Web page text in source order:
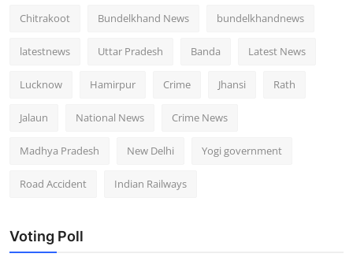
Chitrakoot Bundelkhand News bundelkhandnews
latestnews Uttar Pradesh Banda Latest News
Lucknow Hamirpur Crime Jhansi Rath
Jalaun National News Crime News
Madhya Pradesh New Delhi Yogi government
Road Accident Indian Railways
Voting Poll